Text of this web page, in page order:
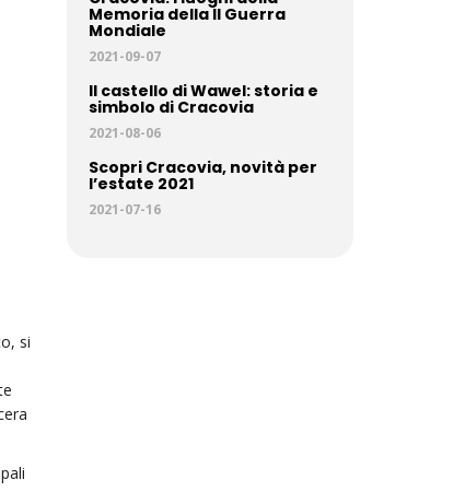
si
Memoria della II Guerra
Mondiale
2021-09-07
Il castello di Wawel: storia e
simbolo di Cracovia
2021-08-06
Scopri Cracovia, novità per
l’estate 2021
2021-07-16